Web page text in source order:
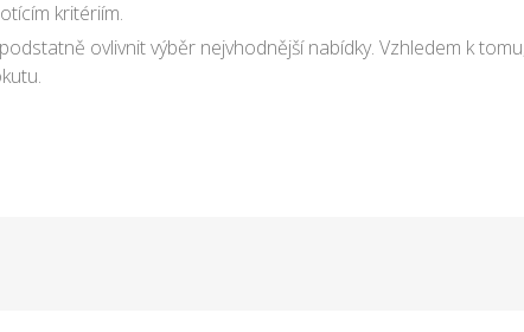
kritériím.
ovlivnit výběr nejvhodnější nabídky. Vzhledem k